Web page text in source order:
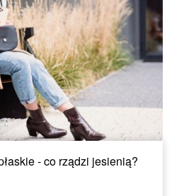
- co rządzi jesienią?